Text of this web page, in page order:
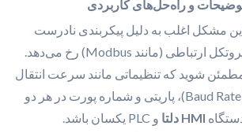
و راه‌حل‌های کاربردی
مشکل اغلب به دلیل پیکربندی نادرست
پروتکل ارتباطی (مانند Modbus) رخ می‌دهد.
شوید که تنظیماتی مانند سرعت انتقال
(Baud Rate)، پاریتی و شماره پورت در هر دو
HMI دلتا و PLC یکسان باشد.